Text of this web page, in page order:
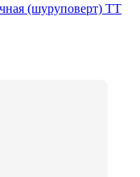
(шуруповерт) ТТ